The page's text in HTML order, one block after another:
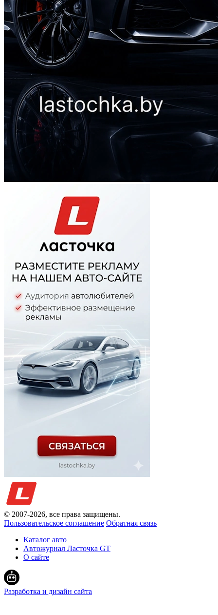
© 2007-2026, все права защищены.
Пользовательское соглашение Обратная связь
Каталог авто
Автожурнал Ласточка GT
О сайте
Разработка и дизайн сайта